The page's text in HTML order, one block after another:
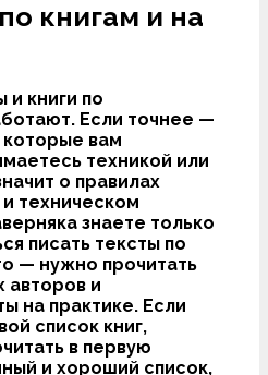
книгам и на
и книги по
. Если точнее —
которые вам
техникой или
о правилах
техническом
знаете только
писать тексты по
— нужно прочитать
авторов и
на практике. Если
список книг,
в первую
и хороший список,